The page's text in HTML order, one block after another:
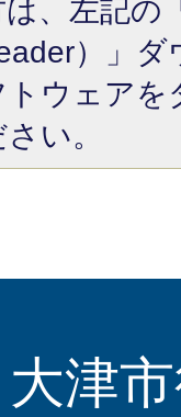
、左記の
）」
ウェア
い。
大津